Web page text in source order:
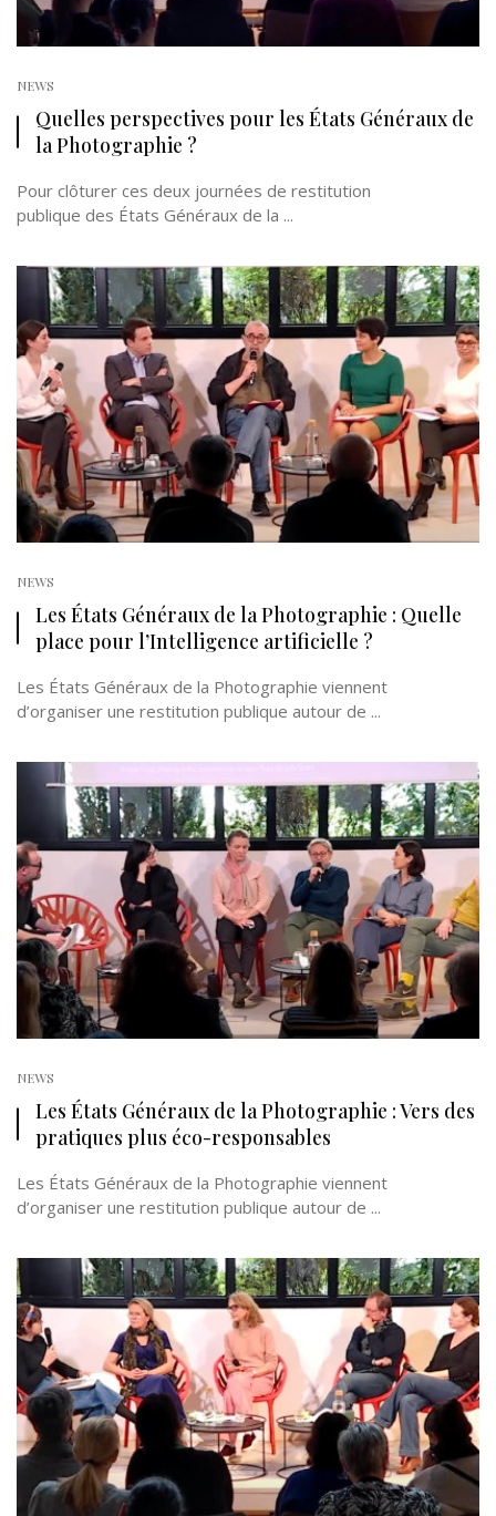
NEWS
Quelles perspectives pour les États Généraux de
la Photographie ?
Pour clôturer ces deux journées de restitution
publique des États Généraux de la ...
NEWS
Les États Généraux de la Photographie : Quelle
place pour l’Intelligence artificielle ?
Les États Généraux de la Photographie viennent
d’organiser une restitution publique autour de ...
NEWS
Les États Généraux de la Photographie : Vers des
pratiques plus éco-responsables
Les États Généraux de la Photographie viennent
d’organiser une restitution publique autour de ...